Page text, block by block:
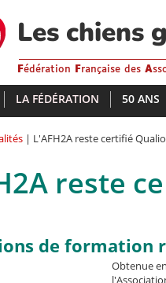
Les chiens
Fédération Française des A
LA FÉDÉRATION 50 ANS
| L'AFH2A reste certifié
reste
de formation
Obtenue